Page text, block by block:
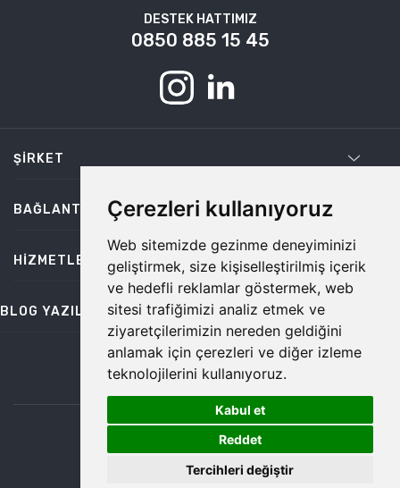
Çerezleri kullanıyoruz
Web sitemizde gezinme deneyiminizi
geliştirmek, size kişiselleştirilmiş içerik
ve hedefli reklamlar göstermek, web
sitesi trafiğimizi analiz etmek ve
ziyaretçilerimizin nereden geldiğini
anlamak için çerezleri ve diğer izleme
teknolojilerini kullanıyoruz.
Kabul et
Reddet
Tercihleri değiştir
DESTEK HATTIMIZ
0850 885 15 45
ŞIRKET
BAĞLANTILAR
HIZMETLER
BLOG YAZILARI
bilgi@temiz.co
©2026 Temiz, Her Hakkı Saklıdır.